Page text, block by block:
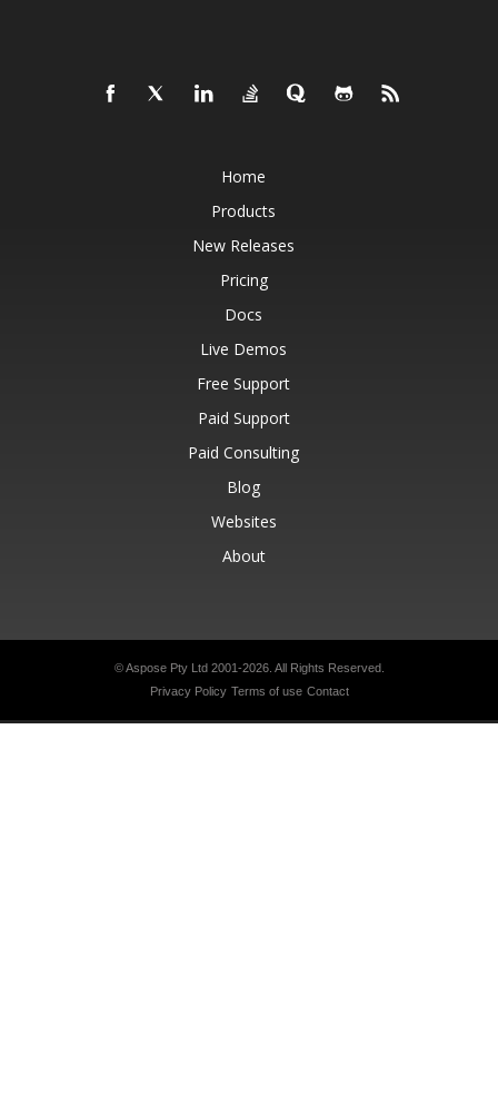
Home
Products
New Releases
Pricing
Docs
Live Demos
Free Support
Paid Support
Paid Consulting
Blog
Websites
About
© Aspose Pty Ltd 2001-2026. All Rights Reserved.
Privacy Policy Terms of use Contact